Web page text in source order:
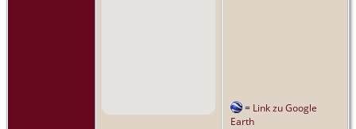
= Link zu Google
Earth